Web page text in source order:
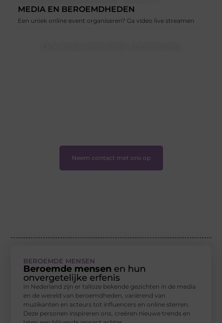
MEDIA EN BEROEMDHEDEN
Een uniek online event organiseren? Ga video live streamen
Neem contact met ons op
BEROEMDE MENSEN
Beroemde mensen en hun
onvergetelijke erfenis
In Nederland zijn er talloze bekende gezichten in de media
en de wereld van beroemdheden, variërend van
muzikanten en acteurs tot influencers en online sterren.
Deze personen inspireren ons, creëren nieuwe trends en